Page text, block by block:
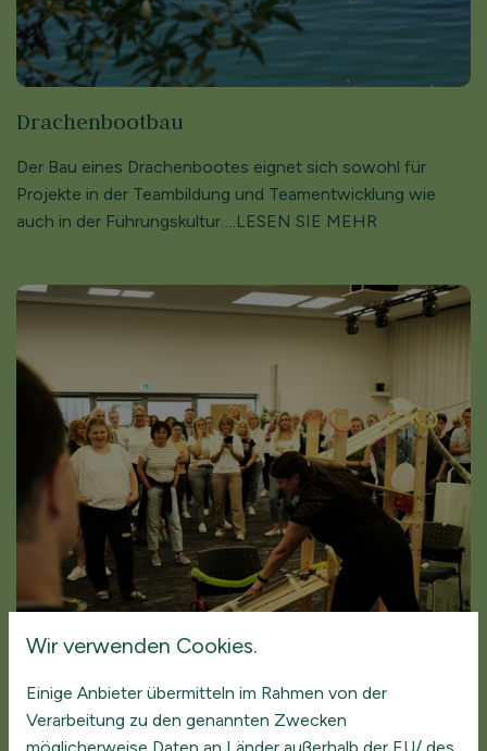
Drachenbootbau
Der Bau eines Drachenbootes eignet sich sowohl für
Projekte in der Teambildung und Teamentwicklung wie
auch in der Führungskultur….LESEN SIE MEHR
Wir verwenden Cookies.
Einige Anbieter übermitteln im Rahmen von der
Verarbeitung zu den genannten Zwecken
möglicherweise Daten an Länder außerhalb der EU/ des